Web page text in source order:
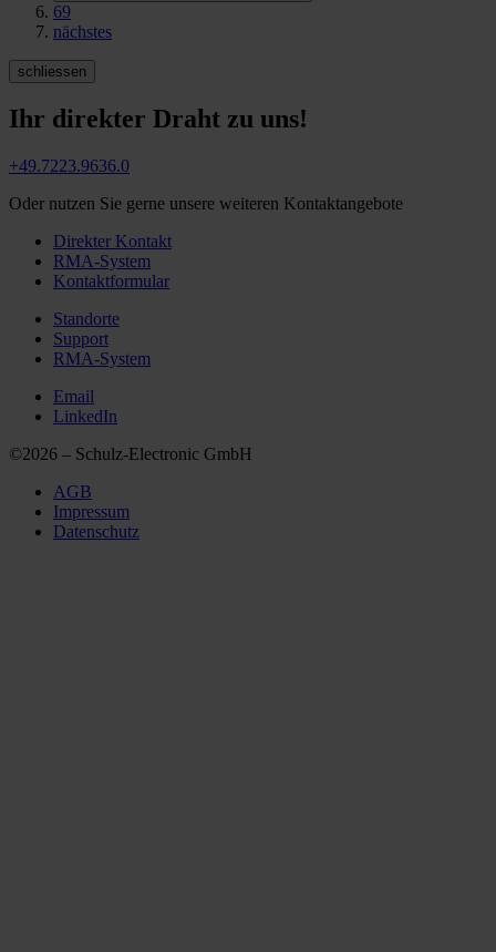
69
nächstes
schliessen
Ihr direkter Draht zu uns!
+49.7223.9636.0
Oder nutzen Sie gerne unsere weiteren Kontaktangebote
Direkter Kontakt
RMA-System
Kontaktformular
Standorte
Support
RMA-System
Email
LinkedIn
©2026 – Schulz-Electronic GmbH
AGB
Impressum
Datenschutz